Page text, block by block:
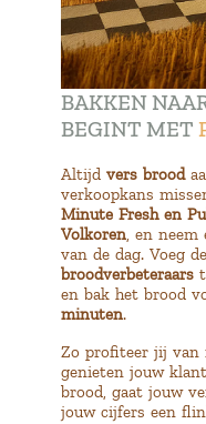
BAKKEN
BEGINT MET
Altijd vers brood
verkoopkans
Minute Fresh en
Volkoren, en neem
van de dag. Voeg
broodverbeteraars
en bak het brood
minuten.
Zo profiteer jij van
genieten jouw
brood, gaat jouw
jouw cijfers een